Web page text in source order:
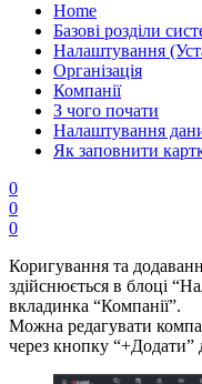
Home
Базові розділи
Налаштування
Організація
Компанії
З чого почати
Налаштування
Як заповнити
0
0
0
Коригування та
здійснюється в блоці
вкладинка “Компанії”.
Можна редагувати
через кнопку “+Додати”